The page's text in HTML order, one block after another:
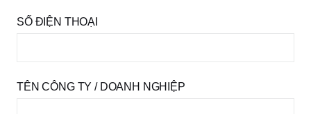
SỐ ĐIỆN THOẠI
TÊN CÔNG TY / DOANH NGHIỆP